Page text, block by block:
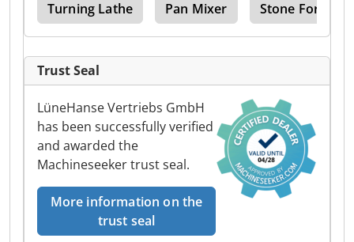
Turning Lathe Pan Mixer Stone Forceps
Trust Seal
LüneHanse Vertriebs GmbH
has been successfully verified
and awarded the
Machineseeker trust seal.
More information on the
trust seal